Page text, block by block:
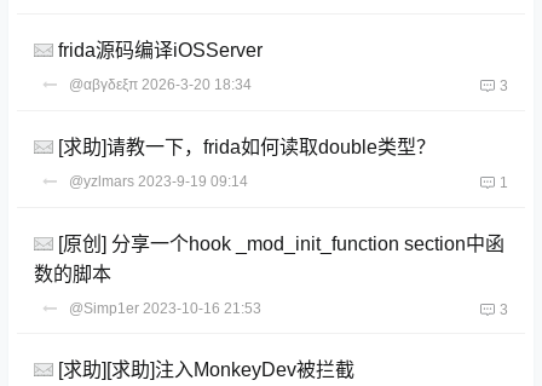
frida源码编译iOSServer
@αβγδεξπ 2026-3-20 18:34 3
[求助]请教一下，frida如何读取double类型？
@yzlmars 2023-9-19 09:14 1
[原创] 分享一个hook _mod_init_function section中函
数的脚本
@Simp1er 2023-10-16 21:53 3
[求助][求助]注入MonkeyDev被拦截